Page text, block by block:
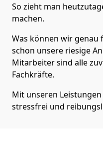
So zieht man
machen.
Was können wir genau
schon unsere riesige
Mitarbeiter sind alle
Fachkräfte.
Mit unseren
stressfrei und